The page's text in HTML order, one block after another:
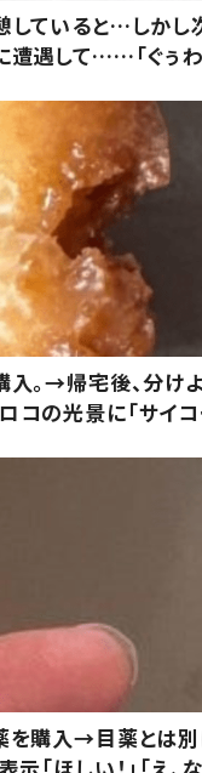
していると…しかし
遭遇して……「ぐぅ
入。→帰宅後、分け
の光景に「サイコ
を購入→目薬とは